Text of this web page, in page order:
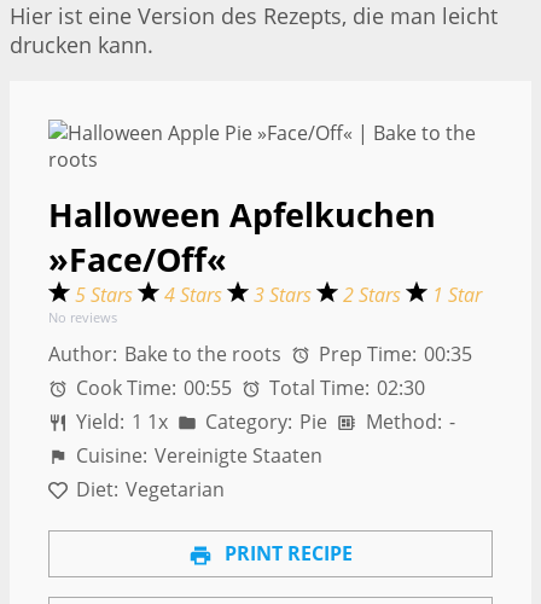
Hier ist eine Version des Rezepts, die man leicht
drucken kann.
Halloween Apfelkuchen
»Face/Off«
5 Stars 4 Stars 3 Stars 2 Stars 1 Star
No reviews
Author: Bake to the roots Prep Time: 00:35
Cook Time: 00:55 Total Time: 02:30
Yield: 1 1x Category: Pie Method: -
Cuisine: Vereinigte Staaten
Diet: Vegetarian
PRINT RECIPE